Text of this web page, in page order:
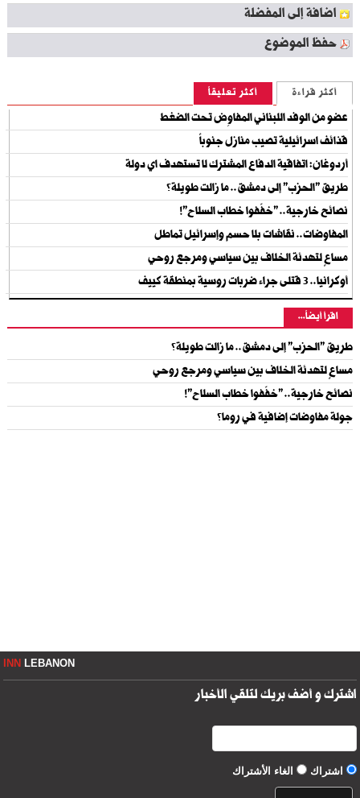
اضافة إلى المفضلة
حفظ الموضوع
أكثر قراءة أكثر تعليقاً
عضو من الوفد اللبناني المفاوِض تحت الضغط
قذائف اسرائيلية تصيب منازل جنوباً
أردوغان: اتفاقية الدفاع المشترك لا تستهدف اي دولة
طريق "الحزب" إلى دمشق.. ما زالت طويلة؟
نصائح خارجية.. "خفّفوا خطاب السلاح"!
المفاوضات.. نقاشات بلا حسم وإسرائيل تماطل
مساعٍ لتهدئة الخلاف بين سياسي ومرجع روحي
أوكرانيا.. 3 قتلى جراء ضربات روسية بمنطقة كييف
اقرأ أيضاً...
طريق "الحزب" إلى دمشق.. ما زالت طويلة؟
مساعٍ لتهدئة الخلاف بين سياسي ومرجع روحي
نصائح خارجية.. "خفّفوا خطاب السلاح"!
جولة مفاوضات إضافية في روما؟
INNLEBANON
اشترك و أضف بريك لتلقي الأخبار
اشتراك الغاء الأشتراك